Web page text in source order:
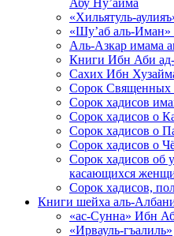
Абу Ну’айма
«Хильятуль-
«Шу’аб аль-Иман»
Аль-Азкар имама
Книги Ибн Аби
Сахих Ибн
Сорок Священных
Сорок хадисов
Сорок хадисов о
Сорок хадисов о
Сорок хадисов о
Сорок хадисов об
касающихся
Сорок хадисов,
Книги шейха аль-
«ас-Сунна» Ибн
«Ирвауль-гъалиль»